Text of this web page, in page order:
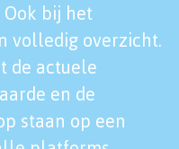
bij het
volledig overzicht.
de actuele
en de
staan op een